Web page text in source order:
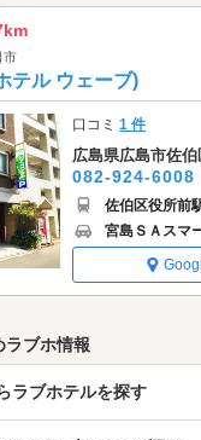
市
テル ウェーブ)
口コミ1 件
広島県広島市佐
082-924-6008
佐伯区役所前
宮島ＳＡスマ
ラブホ情報
ラブホテルを探す